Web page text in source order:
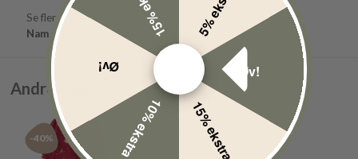
Se flere lignende produkter her:
Name It body
Name It Body
Andre ideer
-40% -40%
Øv!
15% ekstra
10% ekstra
Øv!